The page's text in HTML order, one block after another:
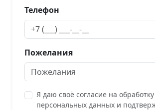
Телефон
Пожелания
Я даю своё согласие на обработку
персональных данных и